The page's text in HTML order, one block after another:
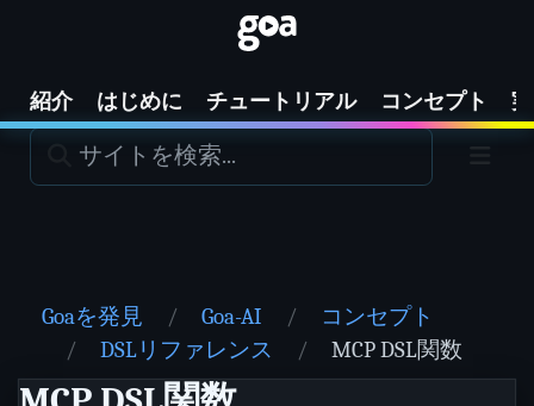
紹介 はじめに チュートリアル コンセプト
Goaを発見 Goa-AI
コンセプト
DSLリファレンス
MCP DSL関数